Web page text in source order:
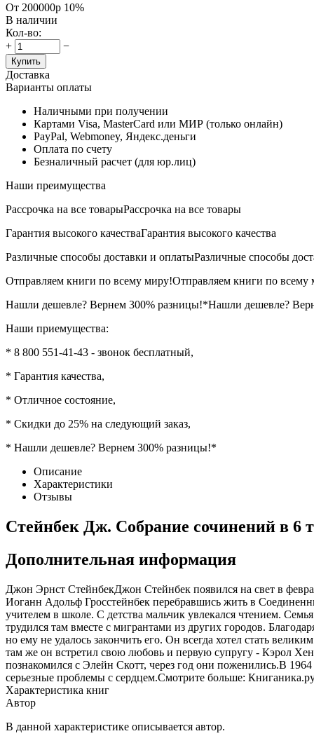
От 200000р 10%
В наличии
Кол-во:
+
−
Купить
Доставка
Варианты оплаты
Наличными при получении
Картами Visa, MasterCard или МИР (только онлайн)
PayPal, Webmoney, Яндекс.деньги
Оплата по счету
Безналичный расчет (для юр.лиц)
Наши преимущества
Рассрочка на все товарыРассрочка на все товары
Гарантия высокого качестваГарантия высокого качества
Различные способы доставки и оплатыРазличные способы
Отправляем книги по всему миру!Отправляем книги по всему
Нашли дешевле? Вернем 300% разницы!*Нашли дешевле?
Наши приемущества:
* 8 800 551-41-43 - звонок бесплатный,
* Гарантия качества,
* Отличное состояние,
* Скидки до 25% на следующий заказ,
* Нашли дешевле? Вернем 300% разницы!*
Описание
Характеристики
Отзывы
Стейнбек Дж. Собрание сочинений в 6
Дополнительная информация
Джон Эрнст СтейнбекДжон Стейнбек появился на свет в
Иоганн Адольф Гросстейнбек перебравшись жить в
учителем в школе. С детства мальчик увлекался чтением.
трудился там вместе с мигрантами из других городов.
но ему не удалось закончить его. Он всегда хотел стать
там же он встретил свою любовь и первую супругу - Кэрол
познакомился с Элейн Скотт, через год они поженились.В
серьезные проблемы с сердцем.Смотрите больше:
Характеристика книг
Автор
В данной характеристике описывается автор.